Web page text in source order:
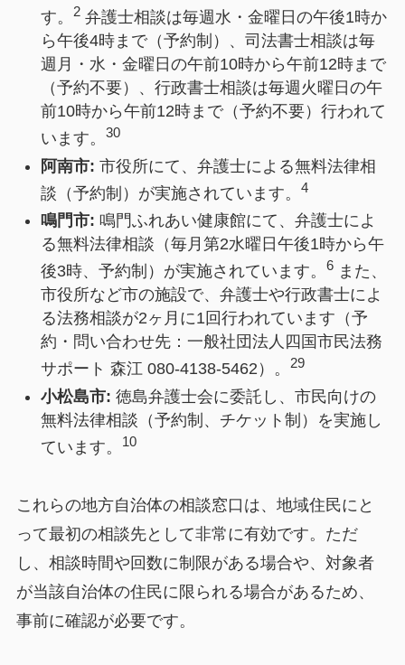
す。
2弁護士相談は毎週水・金曜日の午後1時か
ら午後4時まで（予約制）、司法書士相談は毎
週月・水・金曜日の午前10時から午前12時まで
（予約不要）、行政書士相談は毎週火曜日の午
前10時から午前12時まで（予約不要）行われて
います。
30
阿南市: 市役所にて、弁護士による無料法律相
談（予約制）が実施されています。
4
鳴門市: 鳴門ふれあい健康館にて、弁護士によ
る無料法律相談（毎月第2水曜日午後1時から午
後3時、予約制）が実施されています。
6また、
市役所など市の施設で、弁護士や行政書士によ
る法務相談が2ヶ月に1回行われています（予
約・問い合わせ先：一般社団法人四国市民法務
サポート 森江 080-4138-5462）。
29
小松島市: 徳島弁護士会に委託し、市民向けの
無料法律相談（予約制、チケット制）を実施し
ています。
10
これらの地方自治体の相談窓口は、地域住民にと
って最初の相談先として非常に有効です。ただ
し、相談時間や回数に制限がある場合や、対象者
が当該自治体の住民に限られる場合があるため、
事前に確認が必要です。